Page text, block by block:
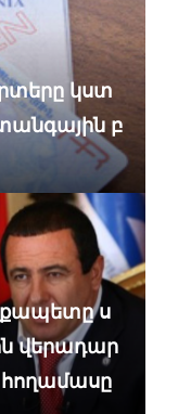
կստ
բ
ս
վերադար